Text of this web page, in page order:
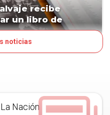
recibe
un libro de
noticias
Nación